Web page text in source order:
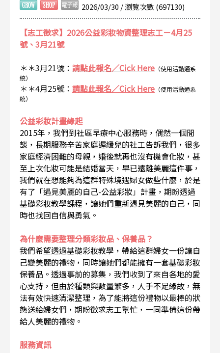
2026/03/30 / 瀏覽次數 (697130)
【志工徵求】2026公益彩妝物資整理志工－4月25
號、3月21號
＊＊3月21號： 請點此報名／Cick Here （使用活動通系
統）
＊＊4月25號： 請點此報名／Cick Here （使用活動通系
統）
公益彩妝計畫緣起
2015年，我們到社區早療中心服務時，偶然一個閒
談，長期服務辛苦家庭遲緩兒的社工告訴我們，很多
家庭經濟困難的母親，婚後就再也沒有機會化妝，甚
至上次化妝可能是結婚當天，早已遠離美麗這件事，
我們就在想能夠為這群特殊境遇婦女做些什麼，於是
有了「遇見美麗的自己-公益彩妝」計畫，期盼透過
基礎彩妝教學課程，讓她們重新遇見美麗的自己，同
時也找回自信與勇氣。
為什麼需要整理分類彩妝品、保養品？
我們希望透過基礎彩妝教學，帶給這群婦女一份讓自
己變美麗的禮物，同時讓她們都能擁有一套基礎彩妝
保養品。透過事前的募集，我們收到了來自各地的愛
心支持，但由於種類與數量繁多，人手不足緣故，無
法有效快速清潔整理，為了能將這份禮物以最棒的狀
態送給婦女們，期盼徵求志工幫忙，一同準備這份帶
給人美麗的禮物。
服務資訊